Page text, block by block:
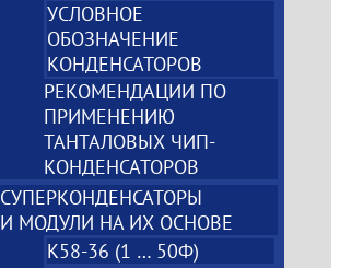
УСЛОВНОЕ
ОБОЗНАЧЕНИЕ
КОНДЕНСАТОРОВ
РЕКОМЕНДАЦИИ ПО
ПРИМЕНЕНИЮ
ТАНТАЛОВЫХ ЧИП-
КОНДЕНСАТОРОВ
СУПЕРКОНДЕНСАТОРЫ
И МОДУЛИ НА ИХ ОСНОВЕ
К58-36 (1 … 50Ф)